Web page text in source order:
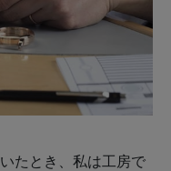
たとき、私は工房で